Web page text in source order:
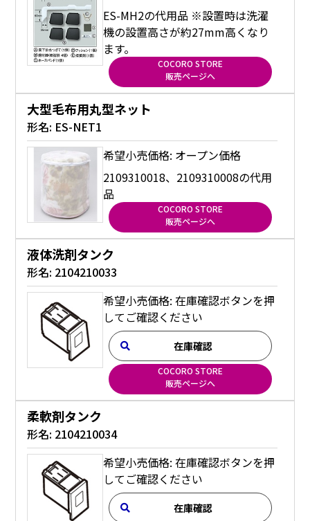
ES-MH2の代用品 ※設置時は洗濯
機の設置高さが約27mm高くなり
ます。
COCORO STORE
販売ページへ
大型毛布用丸型ネット
形名: ES-NET1
希望小売価格: オープン価格
2109310018、2109310008の代用
品
COCORO STORE
販売ページへ
液体洗剤タンク
形名: 2104210033
希望小売価格: 在庫確認ボタンを押
してご確認ください
在庫確認
COCORO STORE
販売ページへ
柔軟剤タンク
形名: 2104210034
希望小売価格: 在庫確認ボタンを押
してご確認ください
在庫確認